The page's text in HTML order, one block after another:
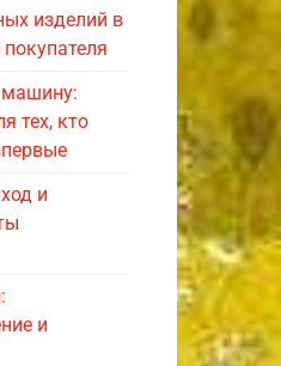
изделий в
тех, кто
и
и